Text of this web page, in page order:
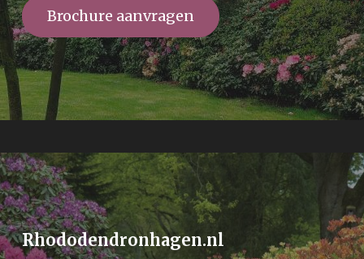
Brochure aanvragen
Rhododendronhagen.nl